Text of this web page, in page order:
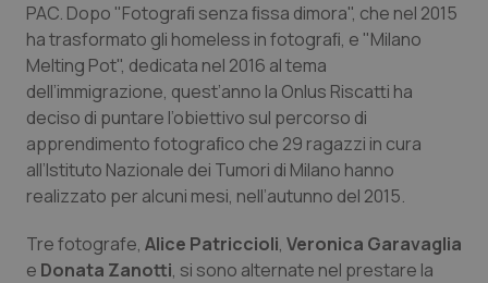
Sardegna
Sicilia
Toscana
Umbria
Valle D’Aosta
Malattia di Crohn & Rettocolite Ulcerosa
Neuroscienze & patologie neurodegenerative
Obesità
Oftalmologia
Oncodermatologia
PAC. Dopo "Fotograﬁ senza ﬁssa dimora", che nel 2015
ha trasformato gli homeless in fotograﬁ, e "Milano
Melting Pot", dedicata nel 2016 al tema
dell’immigrazione, quest’anno la Onlus Riscatti ha
deciso di puntare l’obiettivo sul percorso di
apprendimento fotograﬁco che 29 ragazzi in cura
all’Istituto Nazionale dei Tumori di Milano hanno
realizzato per alcuni mesi, nell’autunno del 2015.
Tre fotografe, Alice Patriccioli, Veronica Garavaglia
e Donata Zanotti, si sono alternate nel prestare la